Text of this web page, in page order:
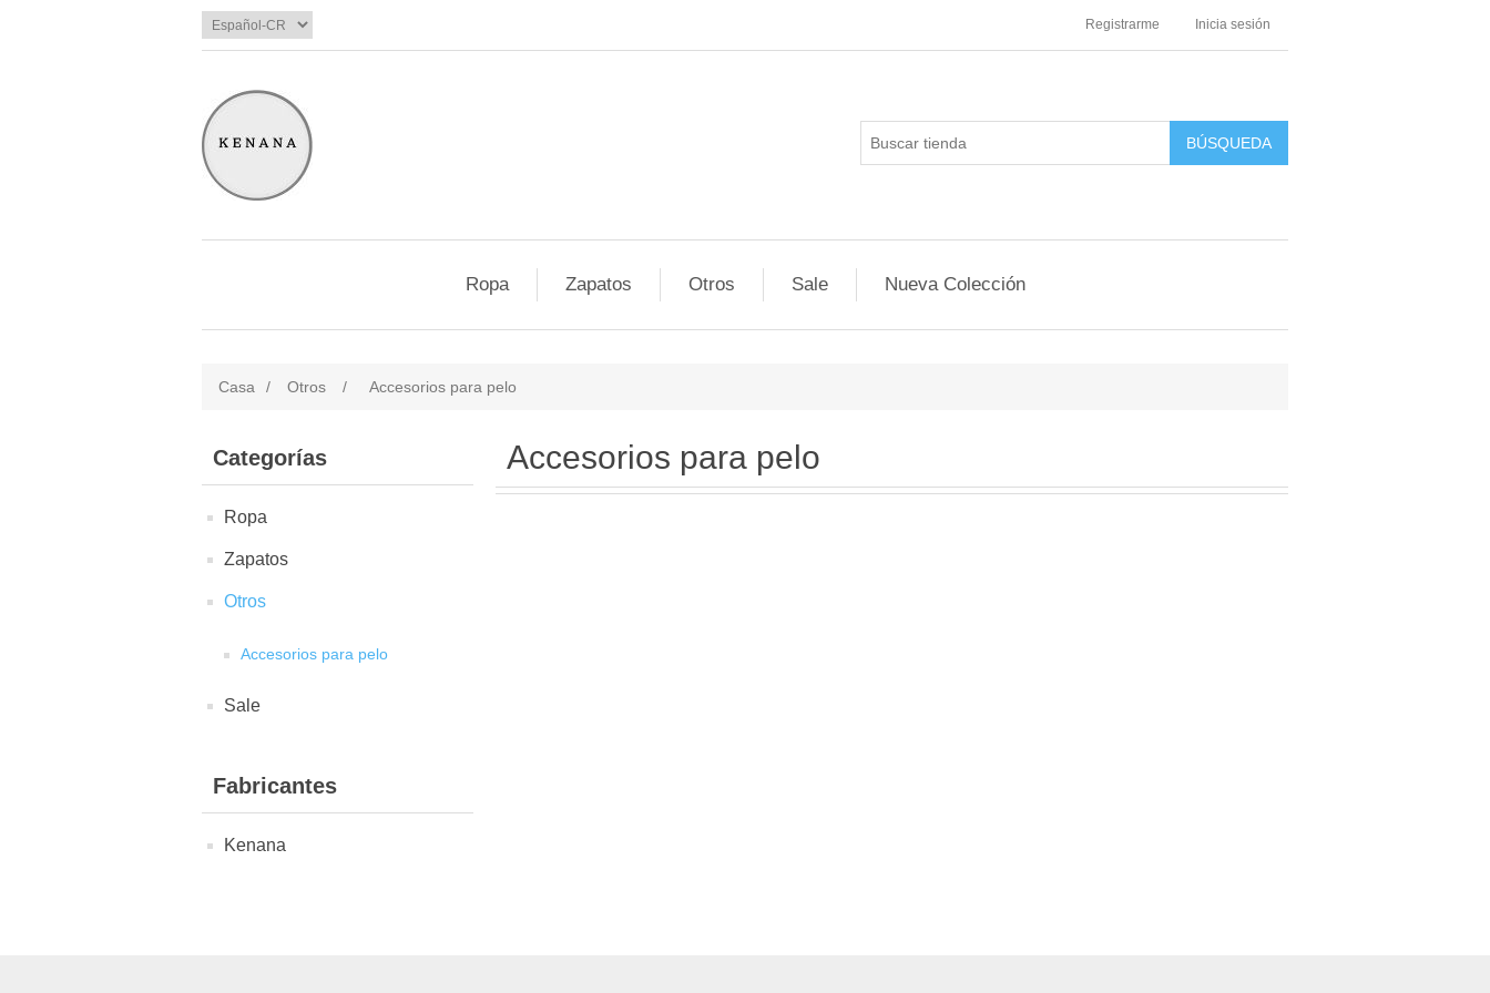
Registrarme Inicia sesión
Ropa Zapatos Otros Sale Nueva Colección
Casa / Otros / Accesorios para pelo
Categorías
Ropa
Zapatos
Otros
Accesorios para pelo
Sale
Fabricantes
Kenana
Accesorios para pelo